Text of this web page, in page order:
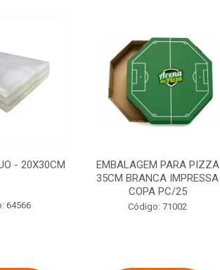
- 20X30CM
64566
EMBALAGEM PARA PIZZA
35CM BRANCA IMPRESSA
COPA PC/25
Código: 71002